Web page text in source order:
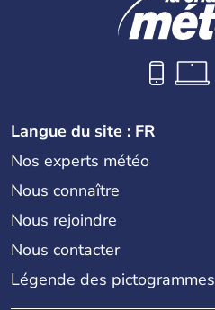
Langue du site : FR
Nos experts météo
Nous connaître
Nous rejoindre
Nous contacter
Légende des pictogrammes